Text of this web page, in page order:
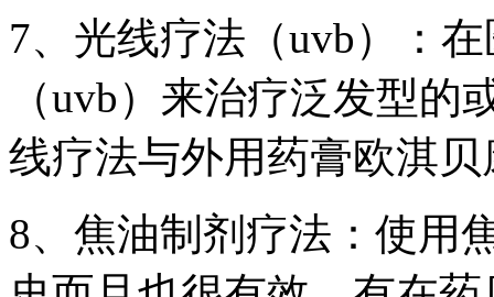
7、光线疗法（uvb）：
（uvb）来治疗泛发型
线疗法与外用药膏欧淇
8、焦油制剂疗法：使用